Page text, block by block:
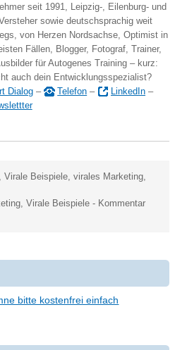
seit 1991, Leipzig-, Eilenburg- und
sowie deutschsprachig weit
von Herzen Nordsachse, Optimist in
Fällen, Blogger, Fotograf, Trainer,
für Autogenes Training – kurz:
auch dein Entwicklungsspezialist?
Dialog – Telefon – LinkedIn –
,Virale Beispiele ,virales Marketing
,Virale Beispiele - Kommentar
bitte kostenfrei einfach